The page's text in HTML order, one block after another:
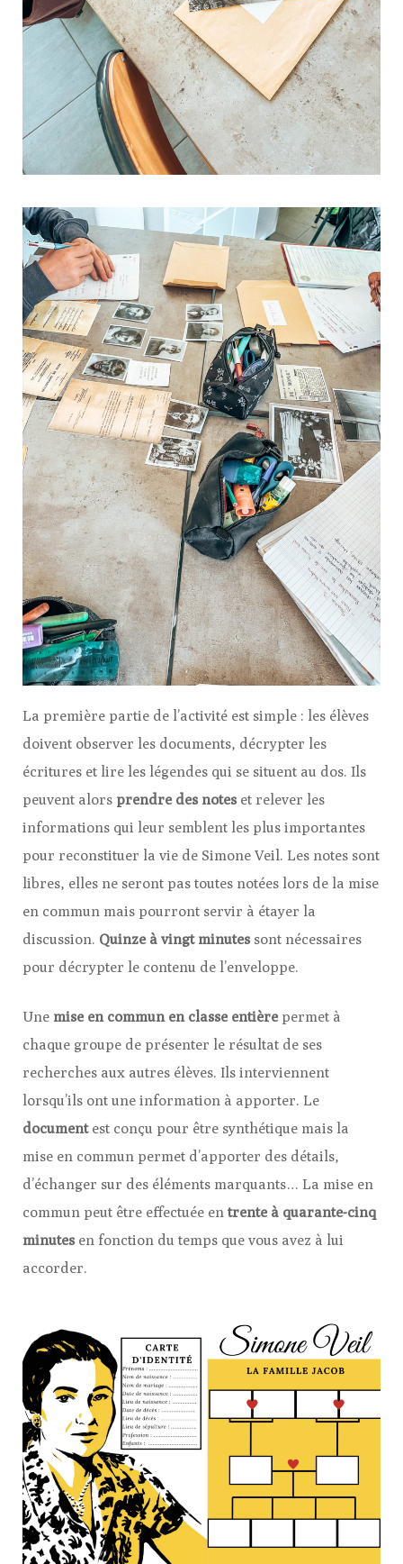
La première partie de l’activité est simple : les élèves
doivent observer les documents, décrypter les
écritures et lire les légendes qui se situent au dos. Ils
peuvent alors prendre des notes et relever les
informations qui leur semblent les plus importantes
pour reconstituer la vie de Simone Veil. Les notes sont
libres, elles ne seront pas toutes notées lors de la mise
en commun mais pourront servir à étayer la
discussion. Quinze à vingt minutes sont nécessaires
pour décrypter le contenu de l’enveloppe.
Une mise en commun en classe entière permet à
chaque groupe de présenter le résultat de ses
recherches aux autres élèves. Ils interviennent
lorsqu’ils ont une information à apporter. Le
documentest conçu pour être synthétique mais la
mise en commun permet d’apporter des détails,
d’échanger sur des éléments marquants… La mise en
commun peut être effectuée en trente à quarante-cinq
minutes en fonction du temps que vous avez à lui
accorder.